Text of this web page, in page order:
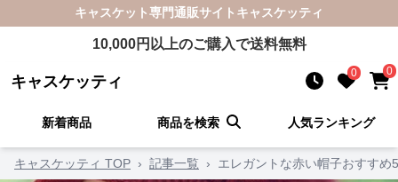
キャスケット専門通販サイト キャスケッティ
10,000円以上のご購入で送料無料
キャスケッティ 0 0
新着商品 商品を検索 人気ランキング
キャスケッティ TOP › 記事一覧 › エレガントな赤い帽子おすす